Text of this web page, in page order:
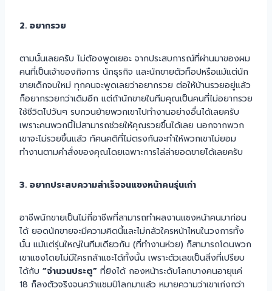
2. อยากรวย
ตามนั้นเลยครับ ไม่ต้องพูดเยอะ จากประสบการณ์ที่ผ่านมาของผม
คนที่เป็นเจ้าของกิจการ นักธุรกิจ และนักขายตัวท็อปหรือแม้แต่นัก
ขายเด็กจบใหม่ ทุกคนจะพูดเลยว่าอยากรวย ต่อให้บ้านรวยอยู่แล้ว
ก็อยากรวยกว่าเดิมอีก แต่ถ้านักขายในทีมคุณเป็นคนที่ไม่อยากรวย
ใช้ชีวิตไปวันๆ รบกวนย้ายพวกเขาไปทำงานอย่างอื่นได้เลยครับ
เพราะคนพวกนี้ไม่สามารถช่วยให้คุณรวยขึ้นได้เลย นอกจากพวก
เขาจะไม่รวยขึ้นแล้ว ทัศนคติที่ไม่ตรงกันจะทำให้พวกเขาไม่ยอม
ทำงานตามคำสั่งของคุณโดยเฉพาะการไล่ล่ายอดขายได้เลยครับ
3. อยากประสบความสำเร็จจนแซงหน้าคนรุ่นเก่า
อาชีพนักขายเป็นไม่กี่อาชีพที่สามารถทำผลงานแซงหน้าคนมาก่อน
ได้ ยอดนักขายจะมีความคิดนี้และไม่กลัวใครหน้าไหนในวงการทั้ง
นั้น แม้แต่รุ่นใหญ่ในทีมเดียวกัน (ที่ทำงานห่วย) ก็สามารถโดนพวก
เขาแซงโดยไม่มีใครกล้าแซะได้ทั้งนั้น เพราะตัวเลขเป็นสิ่งที่เปรียบ
ได้กับ “จำนวนประตู” ที่ยิงได้ กองหน้าระดับโลกบางคนอายุแค่
18 ก็ลงตัวจริงจนคว้าแชมป์โลกมาแล้ว หมายความว่าเขาเก่งกว่า